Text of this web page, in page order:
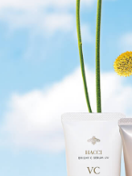
プレゼント